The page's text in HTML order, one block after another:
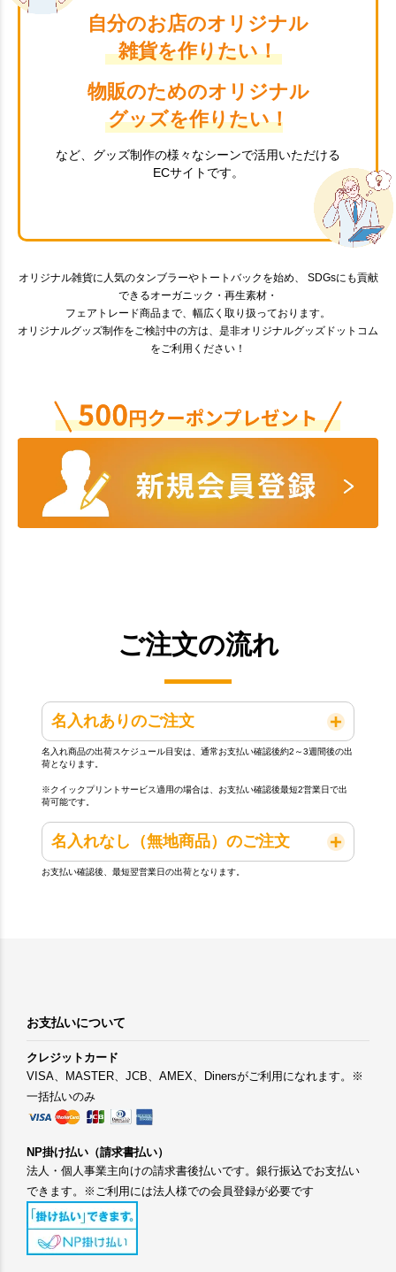
自分のお店のオリジナル
雑貨を作りたい！
物販のためのオリジナル
グッズを作りたい！
など、グッズ制作の様々なシーンで活用いただける
ECサイトです。
オリジナル雑貨に人気のタンブラーやトートバックを始め、 SDGsにも貢献
できるオーガニック・再生素材・
フェアトレード商品まで、幅広く取り扱っております。
オリジナルグッズ制作をご検討中の方は、是非オリジナルグッズドットコム
をご利用ください！
ご注文の流れ
名入れありのご注文
名入れ商品の出荷スケジュール目安は、通常お支払い確認後約2～3週間後の出
荷となります。
※クイックプリントサービス適用の場合は、お支払い確認後最短2営業日で出
荷可能です。
名入れなし（無地商品）のご注文
お支払い確認後、最短翌営業日の出荷となります。
お支払いについて
クレジットカード
VISA、MASTER、JCB、AMEX、Dinersがご利用になれます。※
一括払いのみ
NP掛け払い（請求書払い）
法人・個人事業主向けの請求書後払いです。銀行振込でお支払い
できます。※ご利用には法人様での会員登録が必要です